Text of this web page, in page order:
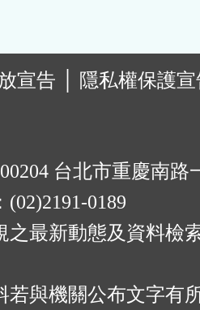
宣告
隱私權保護
台北市重慶南路
0189
之最新動態及資料檢
若與機關公布文字有